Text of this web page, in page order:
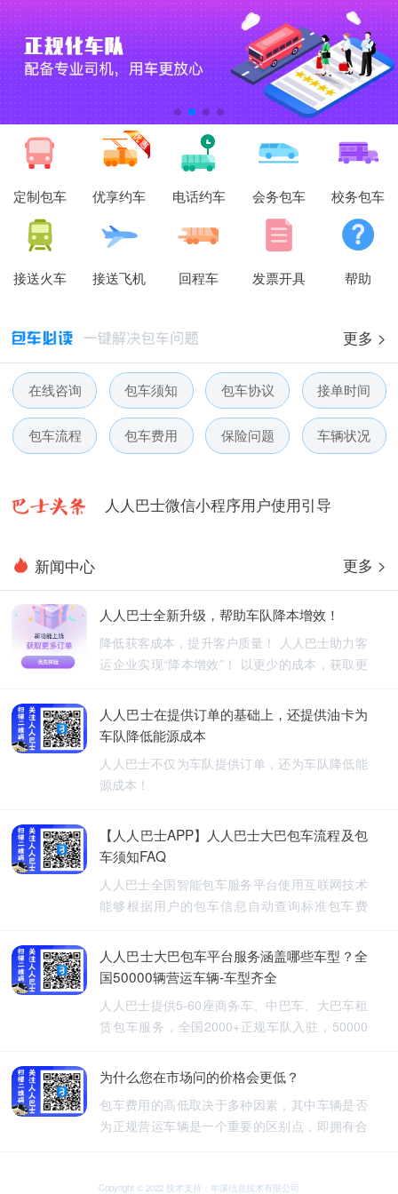
定制包车 优享约车 电话约车 会务包车 校务包车
接送火车 接送飞机 回程车 发票开具 帮助
更多 >
在线咨询 包车须知 包车协议 接单时间
包车流程 包车费用 保险问题 车辆状况
人人巴士春节放假通知-杭州包车网
人人巴士电话包车5月数据榜
人人巴士微信小程序用户使用引导
人人巴士五一放假通知-杭州包车网
人人巴士春节放假通知-杭州包车网
新闻中心 更多 >
人人巴士全新升级，帮助车队降本增效！
降低获客成本，提升客户质量！ 人人巴士助力客
运企业实现“降本增效”！ 以更少的成本，获取更
人人巴士在提供订单的基础上，还提供油卡为
车队降低能源成本
人人巴士不仅为车队提供订单，还为车队降低能
源成本！
【人人巴士APP】人人巴士大巴包车流程及包
车须知FAQ
人人巴士全国智能包车服务平台使用互联网技术
能够根据用户的包车信息自动查询标准包车费
车、长期包车、接送飞机、厂班车、校车、婚庆
租车等包车带司机服务。
人人巴士大巴包车平台服务涵盖哪些车型？全
国50000辆营运车辆-车型齐全
人人巴士提供5-60座商务车、中巴车、大巴车租
赁包车服务，全国2000+正规车队入驻，50000
行更安全
为什么您在市场问的价格会更低？
包车费用的高低取决于多种因素，其中车辆是否
为正规营运车辆是一个重要的区别点，即拥有合
可能会提供较低的包车费用，因为它们不需要承
Copyright © 2022 技术支持：牟溪信息技术有限公司